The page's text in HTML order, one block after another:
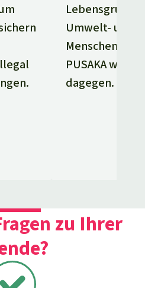
Umwelt- und
PUSAKA wehrt
dagegen.
zu Ihrer